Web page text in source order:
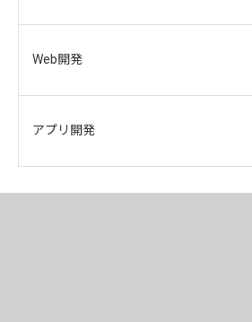
Web開発
アプリ開発